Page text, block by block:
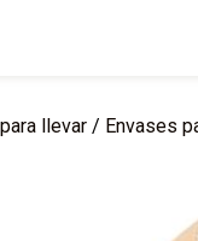
llevar / Envases